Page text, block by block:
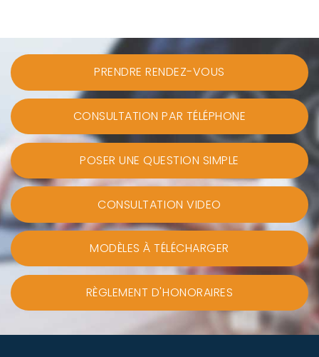
PRENDRE RENDEZ-VOUS
CONSULTATION PAR TÉLÉPHONE
POSER UNE QUESTION SIMPLE
CONSULTATION VIDEO
MODÈLES À TÉLÉCHARGER
RÈGLEMENT D'HONORAIRES